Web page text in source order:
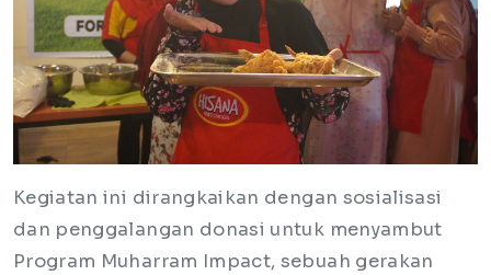
Kegiatan ini dirangkaikan dengan sosialisasi
dan penggalangan donasi untuk menyambut
Program Muharram Impact, sebuah gerakan